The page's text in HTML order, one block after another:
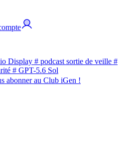
Display # podcast sortie de veille #
# GPT-5.6 Sol
abonner au Club iGen !